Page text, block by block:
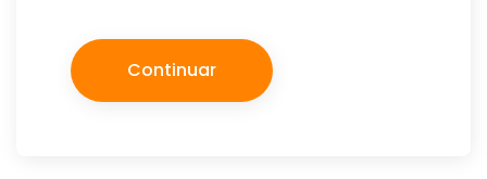
Continuar